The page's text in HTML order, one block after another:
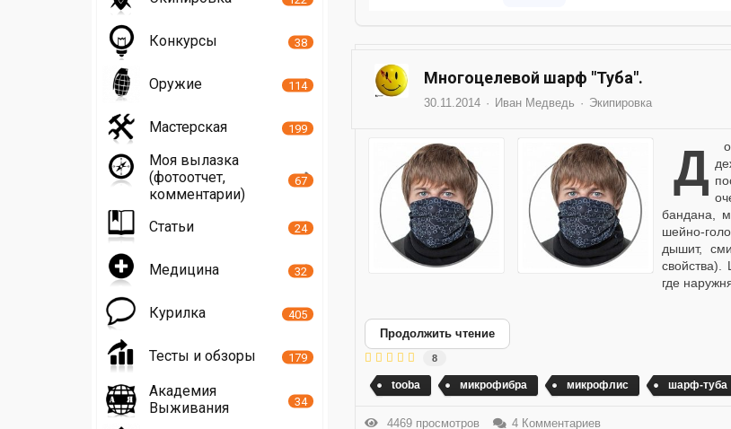
Многоцелевой шарф "Туба".
30.11.2014 Иван Медведь Экипировка
Доброго времени суток, камарады! Вот угораздило попасть на
бандана,
шейно-
дышит,
свойства).
где
Продолжить чтение
8
tooba микрофибра микрофлис шарф-туба
4469 просмотров 4 Комментариев
Конкурсы 38
Оружие 114
Мастерская 199
Моя вылазка
(фотоотчет,
комментарии)
67
Статьи 24
Медицина 32
Курилка 405
Тесты и обзоры 179
Академия
Выживания
34